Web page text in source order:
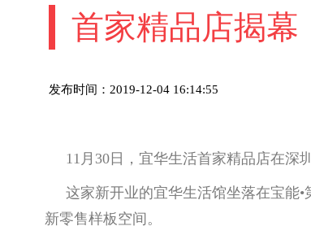
首家精品店揭幕
发布时间：2019-12-04 16:14:55
11月30日，宜华生活首家精品店在深
这家新开业的宜华生活馆坐落在宝能
新零售样板空间。